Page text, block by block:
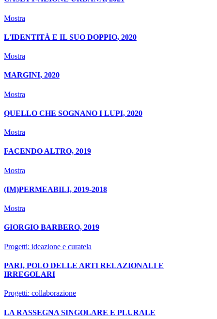
Mostra
L'IDENTITÀ E IL SUO DOPPIO, 2020
Mostra
MARGINI, 2020
Mostra
QUELLO CHE SOGNANO I LUPI, 2020
Mostra
FACENDO ALTRO, 2019
Mostra
(IM)PERMEABILI, 2019-2018
Mostra
GIORGIO BARBERO, 2019
Progetti: ideazione e curatela
PARI, POLO DELLE ARTI RELAZIONALI E
IRREGOLARI
Progetti: collaborazione
LA RASSEGNA SINGOLARE E PLURALE